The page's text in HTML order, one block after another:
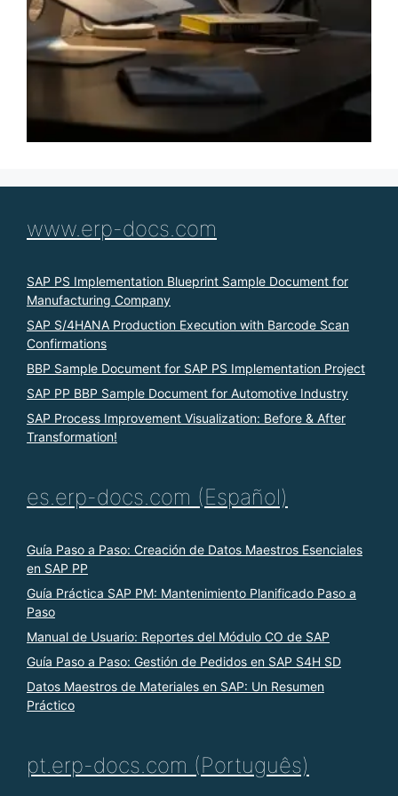
www.erp-docs.com
SAP PS Implementation Blueprint Sample Document for
Manufacturing Company
SAP S/4HANA Production Execution with Barcode Scan
Confirmations
BBP Sample Document for SAP PS Implementation Project
SAP PP BBP Sample Document for Automotive Industry
SAP Process Improvement Visualization: Before & After
Transformation!
es.erp-docs.com (Español)
Guía Paso a Paso: Creación de Datos Maestros Esenciales
en SAP PP
Guía Práctica SAP PM: Mantenimiento Planificado Paso a
Paso
Manual de Usuario: Reportes del Módulo CO de SAP
Guía Paso a Paso: Gestión de Pedidos en SAP S4H SD
Datos Maestros de Materiales en SAP: Un Resumen
Práctico
pt.erp-docs.com (Português)